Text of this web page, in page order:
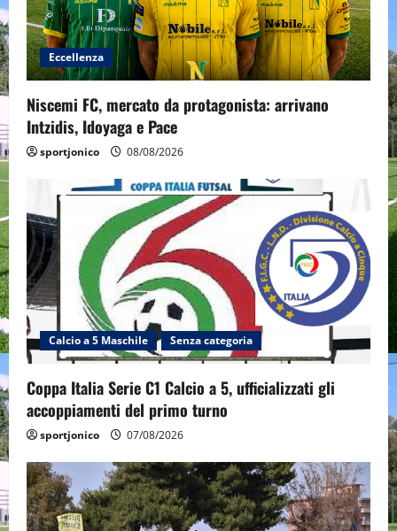
Eccellenza
Niscemi FC, mercato da protagonista: arrivano
Intzidis, Idoyaga e Pace
sportjonico 08/08/2026
Calcio a 5 Maschile Senza categoria
Coppa Italia Serie C1 Calcio a 5, ufficializzati gli
accoppiamenti del primo turno
sportjonico 07/08/2026